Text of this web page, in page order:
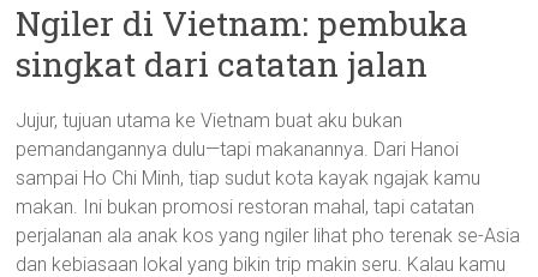
Ngiler di Vietnam: pembuka
singkat dari catatan jalan
Jujur, tujuan utama ke Vietnam buat aku bukan
pemandangannya dulu—tapi makanannya. Dari Hanoi
sampai Ho Chi Minh, tiap sudut kota kayak ngajak kamu
makan. Ini bukan promosi restoran mahal, tapi catatan
perjalanan ala anak kos yang ngiler lihat pho terenak se-Asia
dan kebiasaan lokal yang bikin trip makin seru. Kalau kamu